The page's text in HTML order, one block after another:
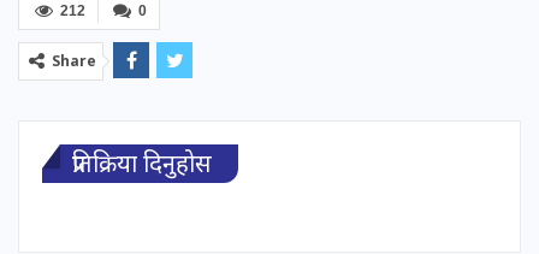
0
212
Share
प्रतिक्रिया दिनुहोस